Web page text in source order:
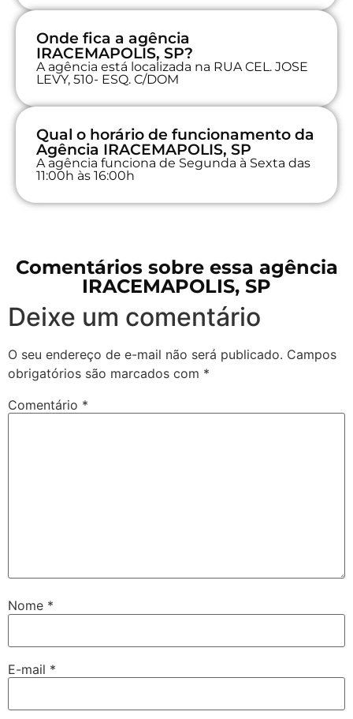
Onde fica a agência
IRACEMAPOLIS, SP?
A agência está localizada na RUA CEL. JOSE
LEVY, 510- ESQ. C/DOM
Qual o horário de funcionamento da
Agência IRACEMAPOLIS, SP
A agência funciona de Segunda à Sexta das
11:00h às 16:00h
Comentários sobre essa agência
IRACEMAPOLIS, SP
Deixe um comentário
O seu endereço de e-mail não será publicado. Campos
obrigatórios são marcados com *
Comentário *
Nome *
E-mail *